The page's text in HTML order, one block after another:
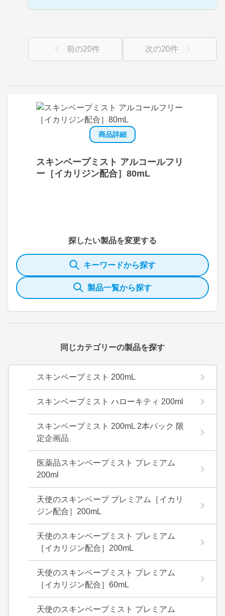
商品詳細
スキンベープミスト アルコールフリ
ー［イカリジン配合］80mL
探したい製品を変更する
キーワードから探す
製品一覧から探す
同じカテゴリーの製品を探す
スキンベープミスト 200mL
スキンベープミスト ハローキティ 200ml
スキンベープミスト 200mL 2本パック 限
定企画品
医薬品スキンベープミスト プレミアム
200ml
天使のスキンベープ プレミアム［イカリ
ジン配合］200mL
天使のスキンベープミスト プレミアム
［イカリジン配合］200mL
天使のスキンベープミスト プレミアム
［イカリジン配合］60mL
天使のスキンベープミスト プレミアム
前の20件 次の20件